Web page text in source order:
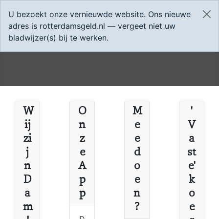
U bezoekt onze vernieuwde website. Ons nieuwe
adres is rotterdamsgeld.nl — vergeet niet uw
bladwijzer(s) bij te werken.
Home App
W
ij
zi
j
n
D
a
m
O
n
z
e
A
p
p
M
e
e
d
o
e
n
?
'
V
a
st
e'
k
o
e